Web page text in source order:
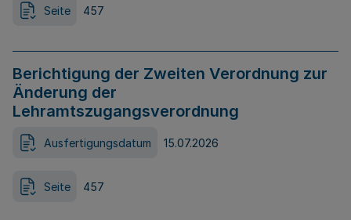
Seite 457
Berichtigung der Zweiten Verordnung zur
Änderung der
Lehramtszugangsverordnung
Ausfertigungsdatum 15.07.2026
Seite 457